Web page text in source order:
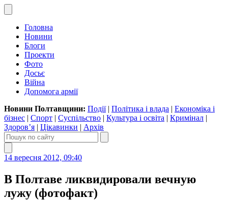
Головна
Новини
Блоги
Проекти
Фото
Досьє
Війна
Допомога армії
Новини Полтавщини: Події| Політика і влада | Економіка і
бізнес | Спорт | Суспільство | Культура і освіта | Кримінал |
Здоров’я | Цікавинки | Архів
14 вересня 2012, 09:40
В Полтаве ликвидировали вечную
лужу (фотофакт)